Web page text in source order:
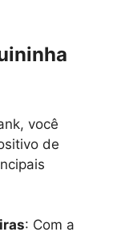
você
de
: Com a